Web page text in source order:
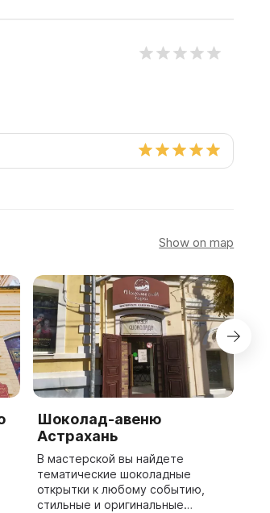
Show on map
Шоколад-авеню
Астрахань
В мастерской вы найдете
тематические шоколадные
открытки к любому событию,
стильные и оригинальные